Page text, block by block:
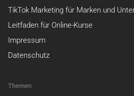
TikTok Marketing für Marken und
Leitfaden für Online-Kurse
Impressum
Datenschutz
Themen